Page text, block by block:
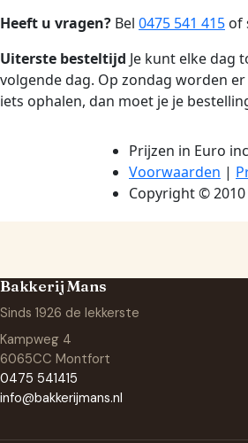
Bakkerij Mans
Sinds 1926 de lekkerste
Kampweg 4
6065CC Montfort
0475 541415
info@bakkerijmans.nl